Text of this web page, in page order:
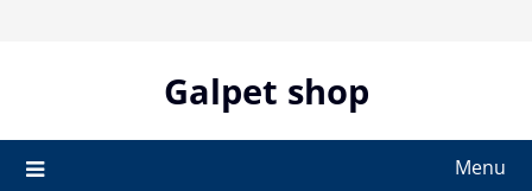
Galpet shop
Menu